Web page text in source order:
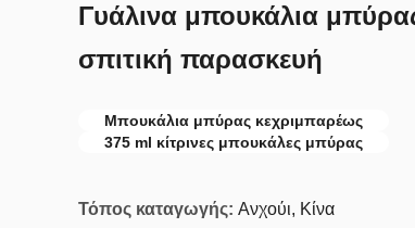
Γυάλινα μπουκάλια
σπιτική παρασκευή
Μπουκάλια μπύρας κεχριμπαρέως
375 ml κίτρινες μπουκάλες μπύρας
Τόπος καταγωγής: Ανχούι, Κίνα